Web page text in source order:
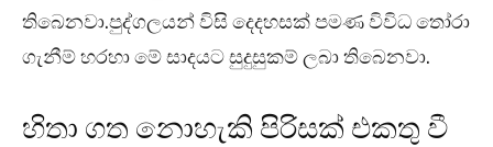
තිබෙනවා.පුද්ගලයන් විසි දෙදහසක් පමණ විවිධ තෝරා
ගැනීම් හරහා මේ සාදයට සුදුසුකම් ලබා තිබෙනවා.
හිතා ගත නොහැකි පිරිසක් එකතු වී